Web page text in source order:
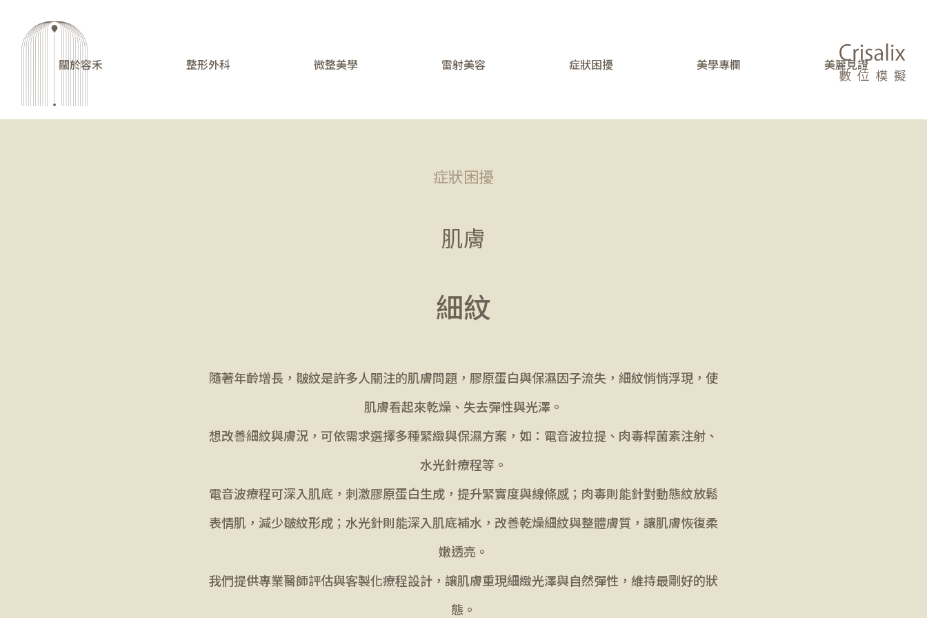
關於容禾 整形外科 微整美學 雷射美容 症狀困擾 美學專欄 美麗見證
症狀困擾
肌膚
細紋
隨著年齡增長，皺紋是許多人關注的肌膚問題，膠原蛋白與保濕因子流失，細紋悄悄浮現，使
肌膚看起來乾燥、失去彈性與光澤。
想改善細紋與膚況，可依需求選擇多種緊緻與保濕方案，如：電音波拉提、肉毒桿菌素注射、
水光針療程等。
電音波療程可深入肌底，刺激膠原蛋白生成，提升緊實度與線條感；肉毒則能針對動態紋放鬆
表情肌，減少皺紋形成；水光針則能深入肌底補水，改善乾燥細紋與整體膚質，讓肌膚恢復柔
嫩透亮。
我們提供專業醫師評估與客製化療程設計，讓肌膚重現細緻光澤與自然彈性，維持最剛好的狀
態。